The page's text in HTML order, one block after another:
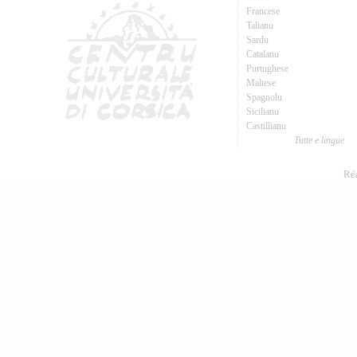
Francese
Talianu
Sardu
Catalanu
Purtughese
Maltese
Spagnolu
Sicilianu
Castillianu
Tutte e lingue